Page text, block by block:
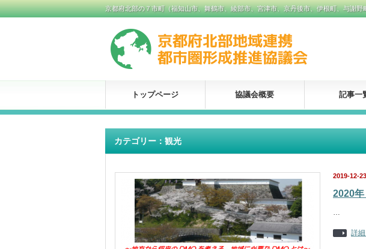
京都府北部の７市町（福知山市、舞鶴市、綾部市、宮津市、京丹後市、伊根町、与謝野
トップページ 協議会概要 記事一
カテゴリー：観光
2019-12-23
2020
…
詳